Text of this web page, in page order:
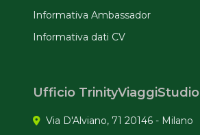
Informativa Ambassador
Informativa dati CV
Ufficio TrinityViaggiStudio
Via D'Alviano, 71 20146 - Milano